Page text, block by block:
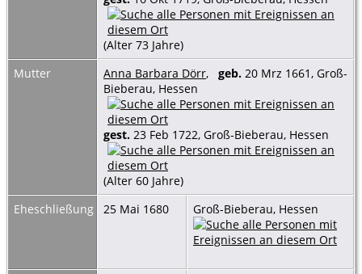
(Alter 73 Jahre)
Mutter
Anna Barbara Dörr, geb. 20 Mrz 1661, Groß-
Bieberau, Hessen
gest. 23 Feb 1722, Groß-Bieberau, Hessen
(Alter 60 Jahre)
Eheschließung
25 Mai 1680 Groß-Bieberau, Hessen